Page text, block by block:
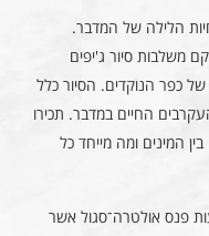
הלילה של המדבר.
משלבות סיור ג'יפים
של כפר הנוקדים. הסיור כלל
החיים במדבר. תכירו
המינים ומה מייחד כל
פנס אולטרה־סגול אשר